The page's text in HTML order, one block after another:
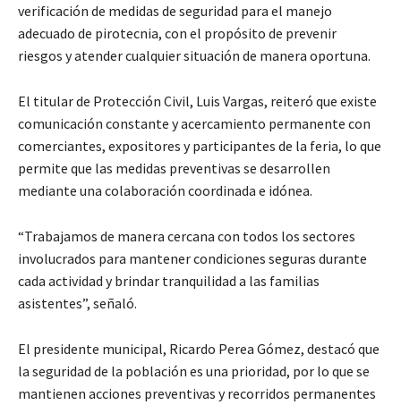
verificación de medidas de seguridad para el manejo
adecuado de pirotecnia, con el propósito de prevenir
riesgos y atender cualquier situación de manera oportuna.
El titular de Protección Civil, Luis Vargas, reiteró que existe
comunicación constante y acercamiento permanente con
comerciantes, expositores y participantes de la feria, lo que
permite que las medidas preventivas se desarrollen
mediante una colaboración coordinada e idónea.
“Trabajamos de manera cercana con todos los sectores
involucrados para mantener condiciones seguras durante
cada actividad y brindar tranquilidad a las familias
asistentes”, señaló.
El presidente municipal, Ricardo Perea Gómez, destacó que
la seguridad de la población es una prioridad, por lo que se
mantienen acciones preventivas y recorridos permanentes